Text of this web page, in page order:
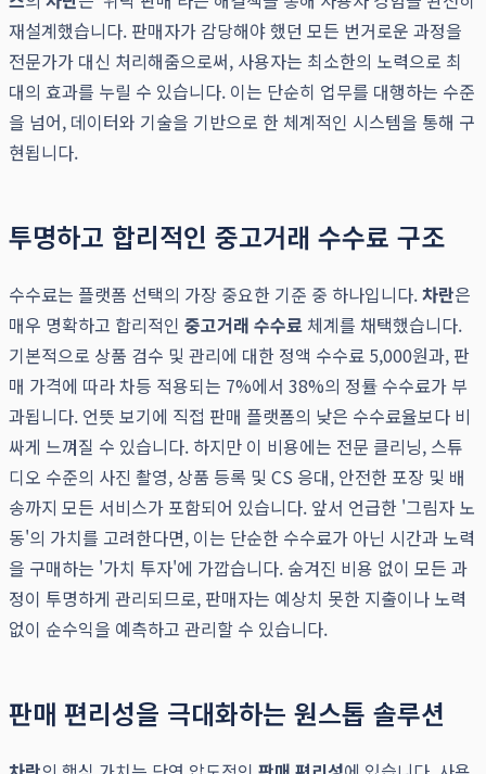
재설계했습니다. 판매자가 감당해야 했던 모든 번거로운 과정을
전문가가 대신 처리해줌으로써, 사용자는 최소한의 노력으로 최
대의 효과를 누릴 수 있습니다. 이는 단순히 업무를 대행하는 수준
을 넘어, 데이터와 기술을 기반으로 한 체계적인 시스템을 통해 구
현됩니다.
투명하고 합리적인 중고거래 수수료 구조
수수료는 플랫폼 선택의 가장 중요한 기준 중 하나입니다.차란은
매우 명확하고 합리적인 중고거래 수수료 체계를 채택했습니다.
기본적으로 상품 검수 및 관리에 대한 정액 수수료 5,000원과, 판
매 가격에 따라 차등 적용되는 7%에서 38%의 정률 수수료가 부
과됩니다. 언뜻 보기에 직접 판매 플랫폼의 낮은 수수료율보다 비
싸게 느껴질 수 있습니다. 하지만 이 비용에는 전문 클리닝, 스튜
디오 수준의 사진 촬영, 상품 등록 및 CS 응대, 안전한 포장 및 배
송까지 모든 서비스가 포함되어 있습니다. 앞서 언급한 '그림자 노
동'의 가치를 고려한다면, 이는 단순한 수수료가 아닌 시간과 노력
을 구매하는 '가치 투자'에 가깝습니다. 숨겨진 비용 없이 모든 과
정이 투명하게 관리되므로, 판매자는 예상치 못한 지출이나 노력
없이 순수익을 예측하고 관리할 수 있습니다.
판매 편리성을 극대화하는 원스톱 솔루션